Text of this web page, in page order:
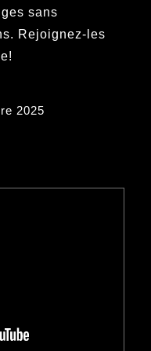
sans
Rejoignez-les
2025